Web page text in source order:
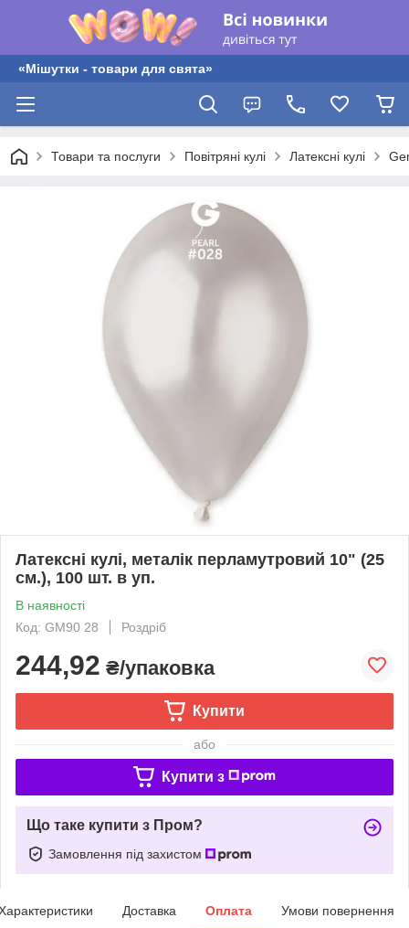
«Мішутки - товари для свята»
Товари та послуги Повітряні кулі Латексні кулі
Латексні кулі, металік перламутровий 10" (25
см.), 100 шт. в уп.
В наявності
Код: GM90 28
Роздріб
244,92 ₴/упаковка
Купити
або
Купити з
Що таке купити з Пром?
Замовлення під захистом
Доставка Оплата Умови повернення